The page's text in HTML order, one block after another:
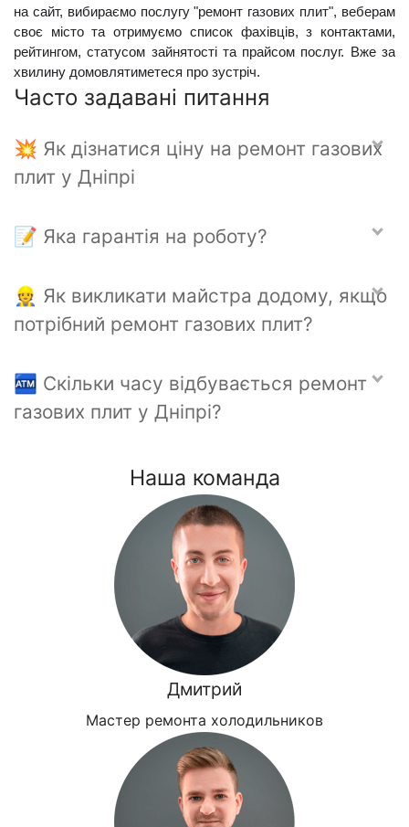
на сайт, вибираємо послугу "ремонт газових плит", веберам
своє місто та отримуємо список фахівців, з контактами,
рейтингом, статусом зайнятості та прайсом послуг. Вже за
хвилину домовлятиметеся про зустріч.
Часто задавані питання
💥 Як дізнатися ціну на ремонт газових
плит у Дніпрі
📝 Яка гарантія на роботу?
👷 Як викликати майстра додому, якщо
потрібний ремонт газових плит?
🏧 Скільки часу відбувається ремонт
газових плит у Дніпрі?
Наша команда
Дмитрий
Мастер ремонта холодильников